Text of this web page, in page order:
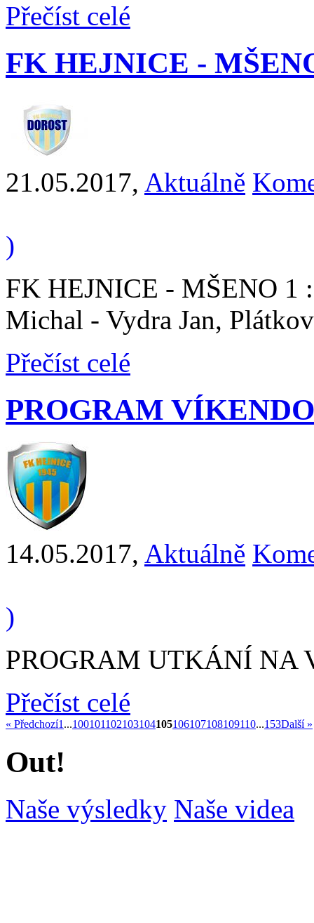
Přečíst celé
FK HEJNICE -
21.05.2017, Aktuálně
)
FK HEJNICE - MŠENO 1
Michal - Vydra Jan,
Přečíst celé
PROGRAM
14.05.2017, Aktuálně
)
PROGRAM UTKÁNÍ NA
Přečíst celé
« Předchozí1 ...100101102103104105106107108109110...153Další »
Out!
Naše výsledky Naše videa